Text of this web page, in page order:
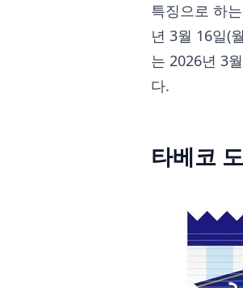
특징으로 하
년 3월 16일(
는 2026년 3
다.
타베코